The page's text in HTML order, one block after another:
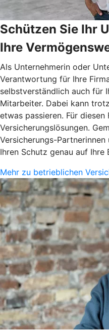
Schützen Sie Ihr
Ihre
Als Unternehmerin oder
Verantwortung für Ihre
selbstverständlich auch für
Mitarbeiter. Dabei kann
etwas passieren. Für
Versicherungslösungen.
Versicherungs-
Ihren Schutz genau auf Ihre
Mehr zu betrieblichen